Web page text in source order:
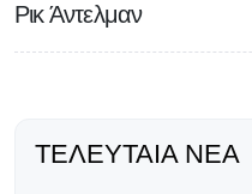
Ρικ Άντελμαν
ΤΕΛΕΥΤΑΊΑ ΝΈΑ